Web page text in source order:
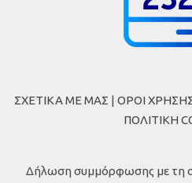
ΣΧΕΤΙΚΑ ΜΕ ΜΑΣ | ΟΡΟΙ
ΠΟΛΙΤΙΚΗ
Δήλωση συμμόρφωσης με τη